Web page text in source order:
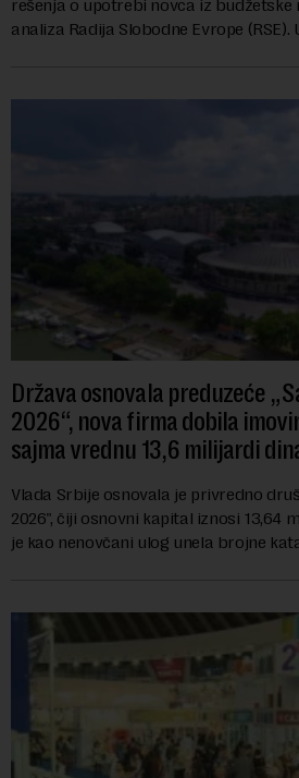
rešenja o upotrebi novca iz budžetske
analiza Radija Slobodne Evrope (RSE).
Država osnovala preduzeće
2026“, nova firma dobila
sajma vrednu 13,6 milijardi
Vlada Srbije osnovala je privredno
2026", čiji osnovni kapital iznosi 13,64
je kao nenovčani ulog unela brojne